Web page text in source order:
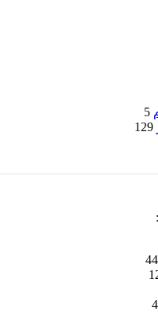
5
129
44
4